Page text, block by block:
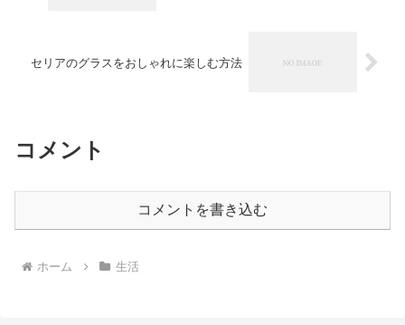
セリアのグラスをおしゃれに楽しむ方法
コメント
コメントを書き込む
ホーム 生活